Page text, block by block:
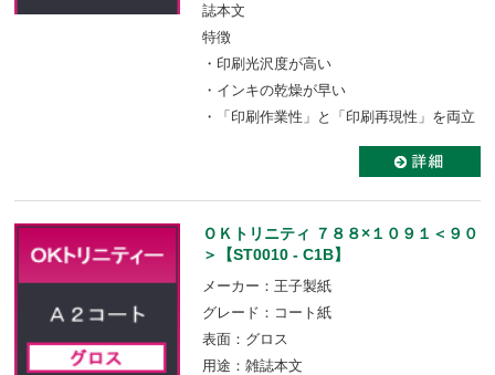
誌本文
特徴
・印刷光沢度が高い
・インキの乾燥が早い
・「印刷作業性」と「印刷再現性」を両立
ＯＫトリニティ ７８８×１０９１＜９０
＞【ST0010 - C1B】
メーカー：王子製紙
グレード：コート紙
表面：グロス
用途：雑誌本文